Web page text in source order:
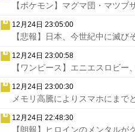
【ポケモン】マグマ団・マツブ
12月24日 23:05:00
【悲報】日本、今世紀中に滅び
12月24日 23:00:58
【ワンピース】エニエスロビー
12月24日 23:00:30
メモリ高騰によりスマホにまで
12月24日 22:48:30
【朗報】ヒロインのメンタルが